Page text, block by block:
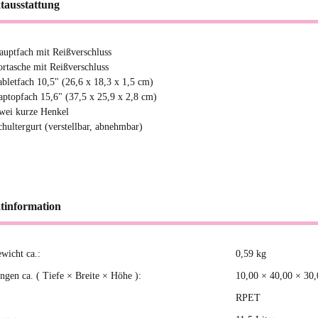
mit Reißverschluss
mit Reißverschluss
10,5" (26,6 x 18,3 x 1,5 cm)
15,6" (37,5 x 25,9 x 2,8 cm)
kurze Henkel
(verstellbar, abnehmbar)
ca.: 0,59 kg
ca. ( Tiefe × Breite × Höhe ): 10,00 × 40,00 ×
RPET